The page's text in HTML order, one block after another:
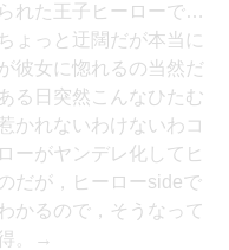
れた王子ヒーローで…
ょっと迂闊だが本当に
彼女に惚れるの当然だ
る日突然こんなひたむ
かれないわけないわコ
ーがヤンデレ化してヒ
だが，ヒーローsideで
かるので，そうなって
。→